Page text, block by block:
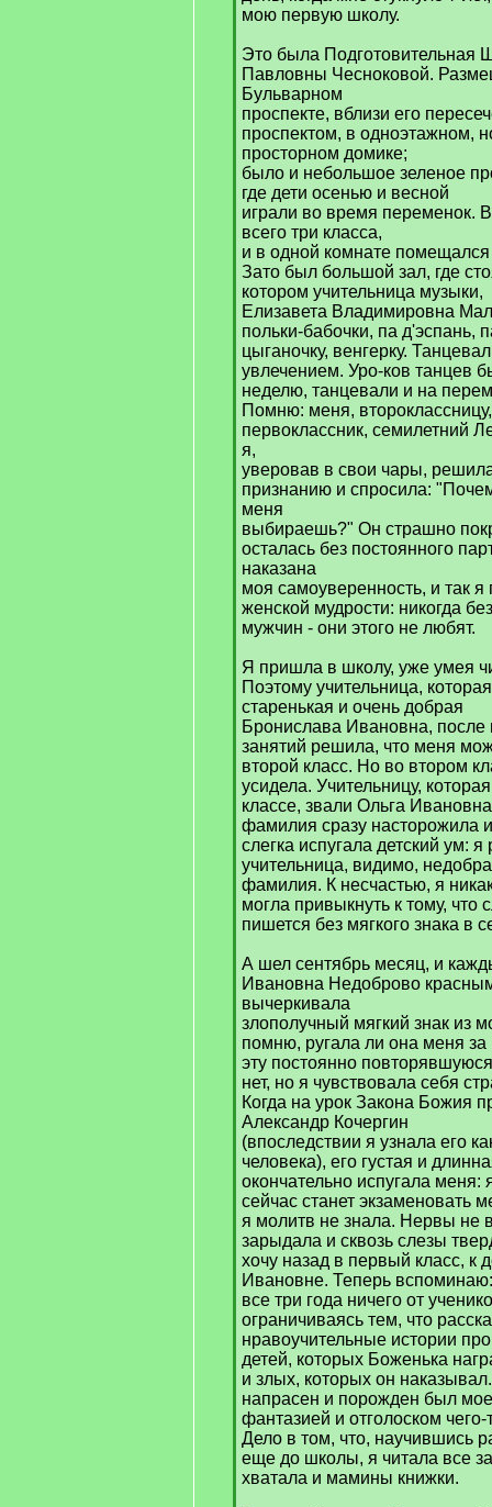
мою первую школу.
Это была Подготовительная
Павловны Чесноковой.
Бульварном
проспекте, вблизи его
проспектом, в одноэтажном,
просторном домике;
было и небольшое зеленое
где дети осенью и весной
играли во время переменок.
всего три класса,
и в одной комнате помещался
Зато был большой зал, где
котором учительница музыки,
Елизавета Владимировна
польки-бабочки, па д'эспань,
цыганочку, венгерку.
увлечением. Уро-ков танцев
неделю, танцевали и на
Помню: меня,
первоклассник, семилетний
я,
уверовав в свои чары, решила
признанию и спросила:
меня
выбираешь?" Он страшно
осталась без постоянного
наказана
моя самоуверенность, и так
женской мудрости: никогда
мужчин - они этого не любят.
Я пришла в школу, уже умея
Поэтому учительница,
старенькая и очень добрая
Бронислава Ивановна, после
занятий решила, что меня
второй класс. Но во втором
усидела. Учительницу,
классе, звали Ольга
фамилия сразу насторожила и
слегка испугала детский ум:
учительница, видимо,
фамилия. К несчастью, я
могла привыкнуть к тому, что
пишется без мягкого знака в
А шел сентябрь месяц, и
Ивановна Недоброво
вычеркивала
злополучный мягкий знак из
помню, ругала ли она меня за
эту постоянно
нет, но я чувствовала себя
Когда на урок Закона Божия
Александр Кочергин
(впоследствии я узнала его
человека), его густая и
окончательно испугала меня:
сейчас станет экзаменовать
я молитв не знала. Нервы не
зарыдала и сквозь слезы
хочу назад в первый класс, к
Ивановне. Теперь
все три года ничего от
ограничиваясь тем, что
нравоучительные истории
детей, которых Боженька
и злых, которых он
напрасен и порожден был
фантазией и отголоском
Дело в том, что, научившись
еще до школы, я читала все
хватала и мамины книжки.